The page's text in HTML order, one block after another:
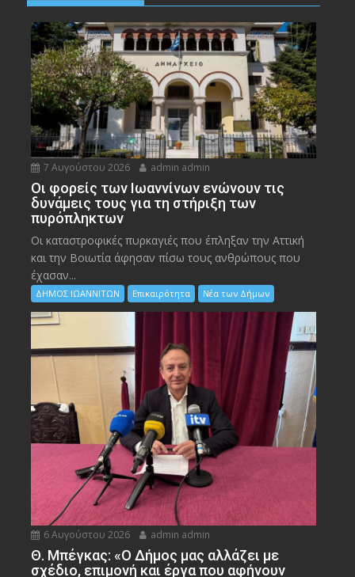
7 Αυγούστου 2026 admin admin
Οι φορείς των Ιωαννίνων ενώνουν τις
δυνάμεις τους για τη στήριξη των
πυρόπληκτων
Οι καταστροφικές πυρκαγιές που έπληξαν την Αττική
και την Bοιωτία άφησαν πίσω τους ανθρώπους που
έχασαν...
ΔΗΜΟΣ ΙΩΑΝΝΙΤΩΝ Επικαιρότητα Νέα των Δήμων
6 Αυγούστου 2026 admin admin
Θ. Μπέγκας: «Ο Δήμος μας αλλάζει με
σχέδιο, επιμονή και έργα που αφήνουν